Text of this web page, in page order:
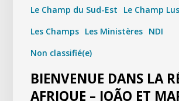
Le Champ du Sud-Est
Le Champ
Les Champs Les Ministères NDI
Non classifié(e)
BIENVENUE DANS LA
AFRIQUE – JOÃO ET